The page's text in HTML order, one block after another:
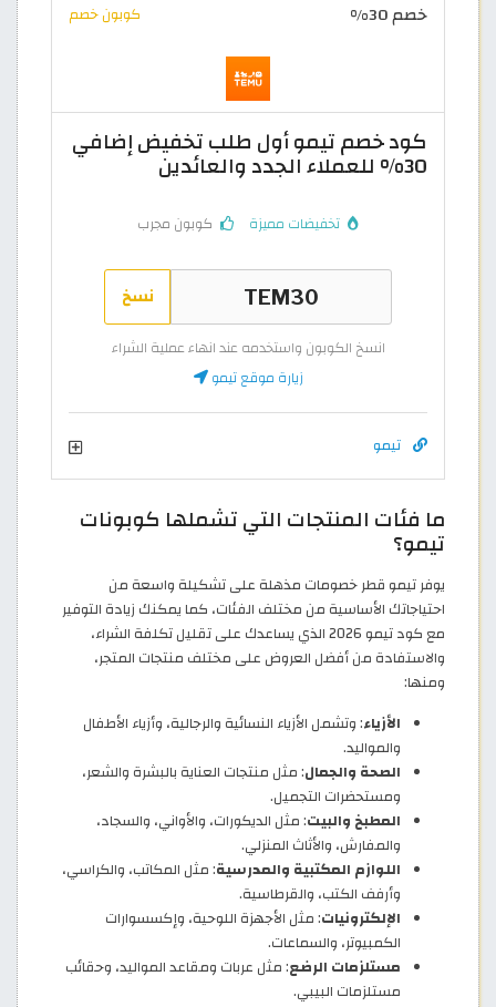
خصم 30% كوبون خصم
كود خصم تيمو أول طلب تخفيض إضافي
30% للعملاء الجدد والعائدين
تخفيضات مميزة كوبون مجرب
نسخ
انسخ الكوبون واستخدمه عند انهاء عملية الشراء
زيارة موقع تيمو
تيمو
ما فئات المنتجات التي تشملها كوبونات
تيمو؟
يوفر تيمو قطر خصومات مذهلة على تشكيلة واسعة من
احتياجاتك الأساسية من مختلف الفئات، كما يمكنك زيادة التوفير
مع كود تيمو 2026 الذي يساعدك على تقليل تكلفة الشراء،
والاستفادة من أفضل العروض على مختلف منتجات المتجر،
ومنها:
الأزياء: وتشمل الأزياء النسائية والرجالية، وأزياء الأطفال
والمواليد.
الصحة والجمال: مثل منتجات العناية بالبشرة والشعر،
ومستحضرات التجميل.
المطبخ والبيت: مثل الديكورات، والأواني، والسجاد،
والمفارش، والأثاث المنزلي.
اللوازم المكتبية والمدرسية: مثل المكاتب، والكراسي،
وأرفف الكتب، والقرطاسية.
الإلكترونيات: مثل الأجهزة اللوحية، وإكسسوارات
الكمبيوتر، والسماعات.
مستلزمات الرضع: مثل عربات ومقاعد المواليد، وحقائب
مستلزمات البيبي.